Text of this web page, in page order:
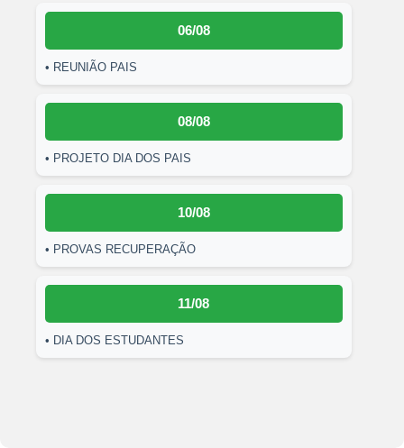
06/08
• REUNIÃO PAIS
08/08
• PROJETO DIA DOS PAIS
10/08
• PROVAS RECUPERAÇÃO
11/08
• DIA DOS ESTUDANTES